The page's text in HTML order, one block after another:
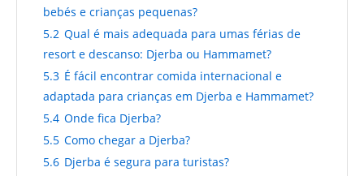
bebés e crianças pequenas?
5.2 Qual é mais adequada para umas férias de
resort e descanso: Djerba ou Hammamet?
5.3 É fácil encontrar comida internacional e
adaptada para crianças em Djerba e Hammamet?
5.4 Onde fica Djerba?
5.5 Como chegar a Djerba?
5.6 Djerba é segura para turistas?